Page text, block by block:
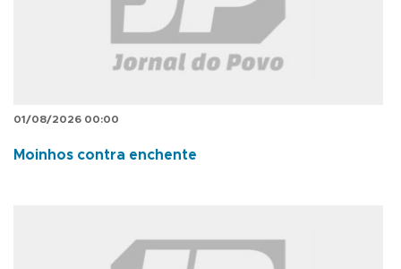
01/08/2026 00:00
Moinhos contra enchente